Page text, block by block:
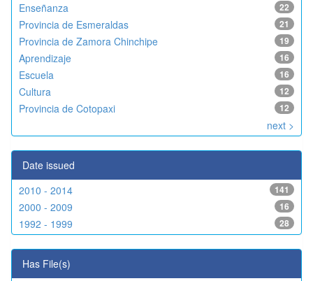
22
Enseñanza
21
Provincia de Esmeraldas
19
Provincia de Zamora Chinchipe
16
Aprendizaje
16
Escuela
12
Cultura
12
Provincia de Cotopaxi
next >
Date issued
141
2010 - 2014
16
2000 - 2009
28
1992 - 1999
Has File(s)